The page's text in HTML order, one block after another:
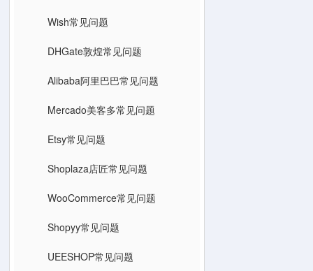
Wish常见问题
DHGate敦煌常见问题
Alibaba阿里巴巴常见问题
Mercado美客多常见问题
Etsy常见问题
Shoplaza店匠常见问题
WooCommerce常见问题
Shopyy常见问题
UEESHOP常见问题